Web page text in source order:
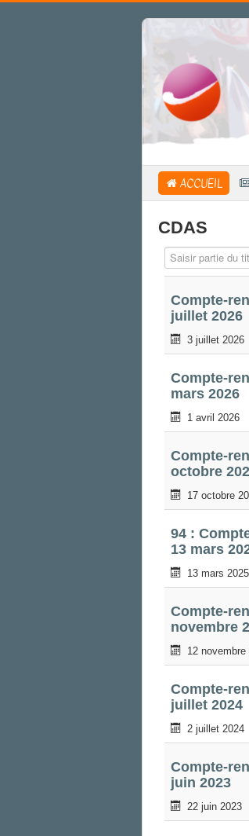
ACCUEIL
CDAS
Saisir partie du
Compte-
juillet 2026
3 juillet 2026
Compte-
mars 2026
1 avril 2026
Compte-
octobre
17 octobre
94 :
13 mars
13 mars 2025
Compte-
novembre
12 novembre
Compte-
juillet 2024
2 juillet 2024
Compte-
juin 2023
22 juin 2023